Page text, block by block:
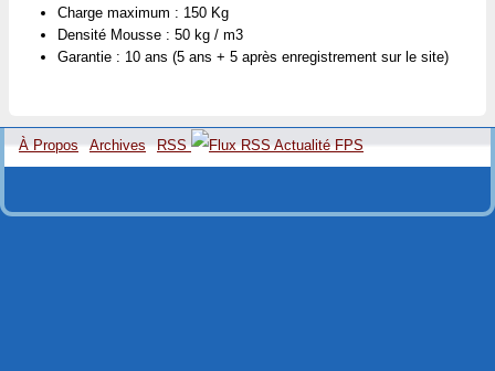
Charge maximum : 150 Kg
Densité Mousse : 50 kg / m3
Garantie : 10 ans (5 ans + 5 après enregistrement sur le site)
À Propos Archives RSS